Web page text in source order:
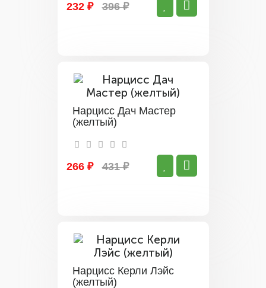
232 ₽ 396 ₽
Нарцисс Дач Мастер
(желтый)
266 ₽ 431 ₽
Нарцисс Керли Лэйс
(желтый)